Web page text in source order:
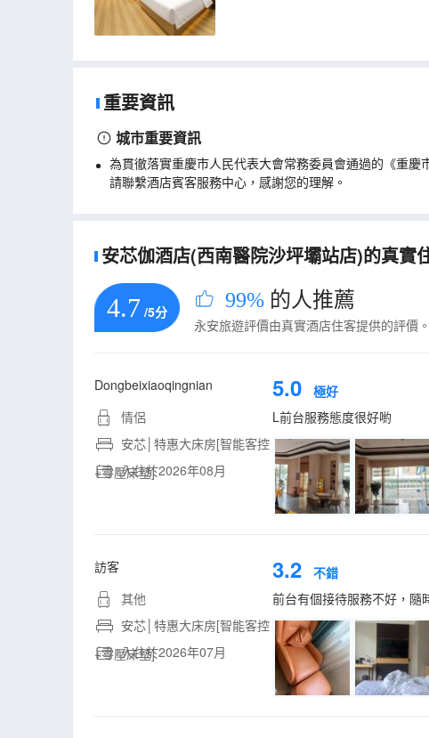
重要資訊
城市重要資訊
為貫徹落實重慶市人民代表大會常務委員會通過的《重
請聯繫酒店賓客服務中心，感謝您的理解。
安芯伽酒店(西南醫院沙坪壩站店)的真實
4.7 /5分 99% 的人推薦
永安旅遊評價由真實酒店住客提供的評價。
Dongbeixiaoqingnian
情侶
安芯│特惠大床房[智能客控
+零壓床墊]
入住於2026年08月
5.0 極好
L前台服務態度很好喲
訪客
其他
安芯│特惠大床房[智能客控
+零壓床墊]
入住於2026年07月
3.2 不錯
前台有個接待服務不好，隨